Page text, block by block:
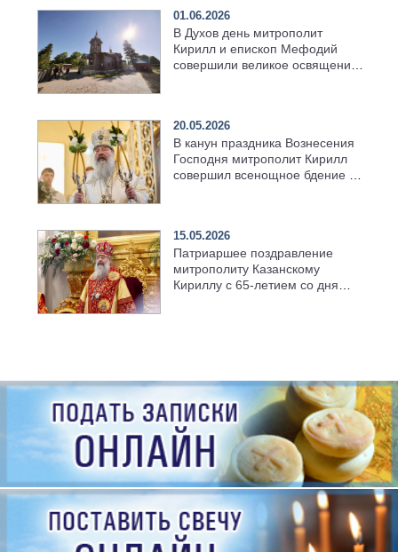
01.06.2026
В Духов день митрополит
Кирилл и епископ Мефодий
совершили великое освящение
20.05.2026
В канун праздника Вознесения
Господня митрополит Кирилл
совершил всенощное бдение в
15.05.2026
Патриаршее поздравление
митрополиту Казанскому
Кириллу с 65-летием со дня